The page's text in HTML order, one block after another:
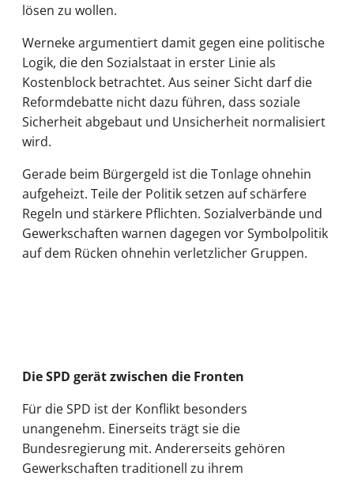
lösen zu wollen.
Werneke argumentiert damit gegen eine politische
Logik, die den Sozialstaat in erster Linie als
Kostenblock betrachtet. Aus seiner Sicht darf die
Reformdebatte nicht dazu führen, dass soziale
Sicherheit abgebaut und Unsicherheit normalisiert
wird.
Gerade beim Bürgergeld ist die Tonlage ohnehin
aufgeheizt. Teile der Politik setzen auf schärfere
Regeln und stärkere Pflichten. Sozialverbände und
Gewerkschaften warnen dagegen vor Symbolpolitik
auf dem Rücken ohnehin verletzlicher Gruppen.
Die SPD gerät zwischen die Fronten
Für die SPD ist der Konflikt besonders
unangenehm. Einerseits trägt sie die
Bundesregierung mit. Andererseits gehören
Gewerkschaften traditionell zu ihrem